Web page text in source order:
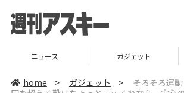
ニュース ガジェット
home > ガジェット >
そろそろ運